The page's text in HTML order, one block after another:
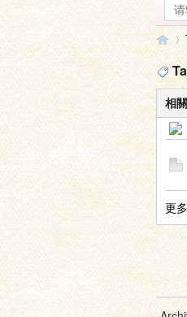
女
神
›
相
更